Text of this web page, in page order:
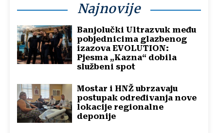
Najnovije
Banjolučki Ultrazvuk među
pobjednicima glazbenog
izazova EVOLUTION:
Pjesma „Kazna“ dobila
službeni spot
Mostar i HNŽ ubrzavaju
postupak određivanja nove
lokacije regionalne
deponije